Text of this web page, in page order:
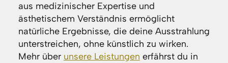
aus medizinischer Expertise und
ästhetischem Verständnis ermöglicht
natürliche Ergebnisse, die deine Ausstrahlung
unterstreichen, ohne künstlich zu wirken.
Mehr über unsere Leistungen erfährst du in